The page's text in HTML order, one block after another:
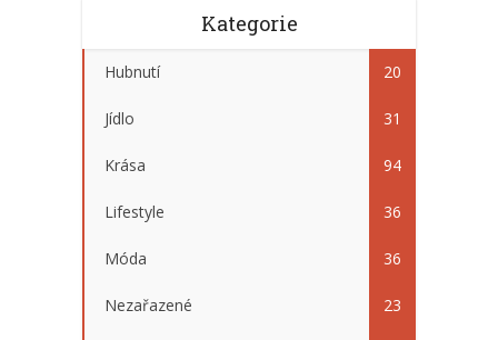
Kategorie
Hubnutí 20
Jídlo 31
Krása 94
Lifestyle 36
Móda 36
Nezařazené 23